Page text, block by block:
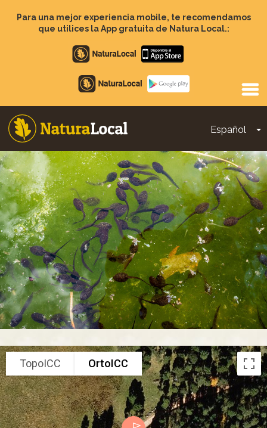
contenido
Para una mejor experiencia mobile, te recomendamos
que utilices la App gratuita de Natura Local.:
Apple
store
Google
Play
Español
Main
navigation
TopoICC OrtoICC